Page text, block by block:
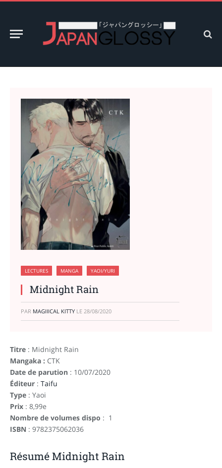
LECTURES MANGA YAOI/YURI
Midnight Rain
PAR MAGIIICAL KITTY LE 28/08/2020
Titre : Midnight Rain
Mangaka : CTK
Date de parution : 10/07/2020
Éditeur : Taifu
Type : Yaoi
Prix : 8,99e
Nombre de volumes dispo : 1
ISBN : 9782375062036
Résumé Midnight Rain